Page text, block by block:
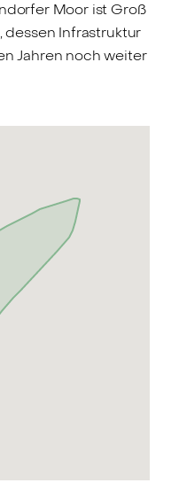
Moor ist Groß
dessen Infrastruktur
Jahren noch weiter